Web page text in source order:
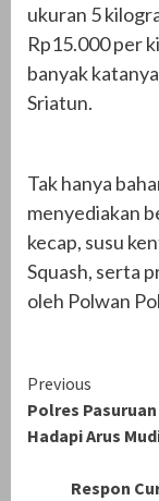
ukuran 5
Rp15.000 per
banyak
Sriatun.
Tak hanya
menyediakan
kecap, susu
Squash, serta
oleh Polwan
Continue
Reading
Previous
Polres
Hadapi Arus
Respon